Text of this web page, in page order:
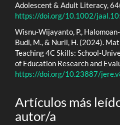
Adolescent & Adult Literacy,
https://doi.org/10.1002/
Wisnu-Wijayanto, P.,
Budi, M., & Nuril, H. (2024).
Teaching 4C Skills: School-
of Education Research and
https://doi.org/10.23887/
Artículos más
autor/a